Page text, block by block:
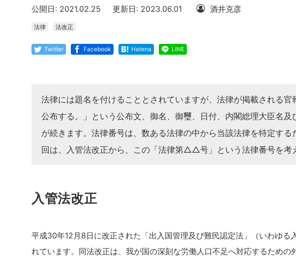
公開日: 2021.02.25 更新日: 2023.06.01 酒井克彦
法律 法改正
Twitter Facebook Hatena LINE
法律には題名を付けることとされていますが、法律が掲載される
公布する。」という公布文、御名、御璽、日付、内閣総理大臣名
が続きます。法律番号は、数ある法律の中から当該法律を特定す
回は、入管法改正から、この「法律第△△号」という法律番号を考
入管法改正
平成30年12月8日に改正された「出入国管理及び難民認定法」（いわゆる
れています。同法改正は、我が国の深刻な労働人口不足へ対応するための